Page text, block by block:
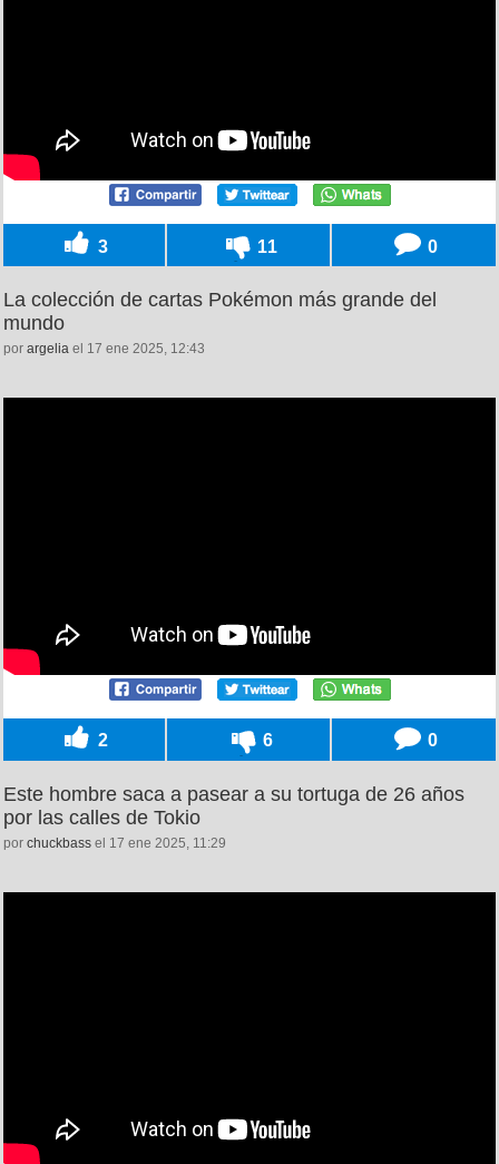
3 11 0
La colección de cartas Pokémon más grande del
mundo
por argelia el 17 ene 2025, 12:43
2 6 0
Este hombre saca a pasear a su tortuga de 26 años
por las calles de Tokio
por chuckbass el 17 ene 2025, 11:29